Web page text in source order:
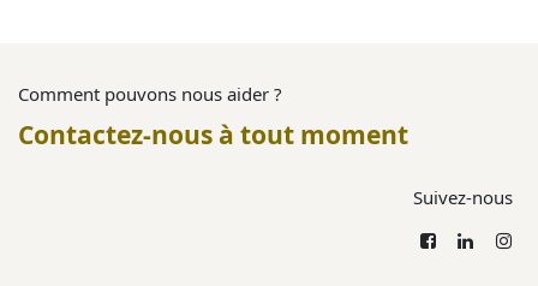
Comment pouvons nous aider ?
Contactez-nous à tout moment
Suivez-nous